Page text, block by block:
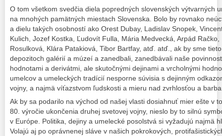
O tom všetkom svedčia diela popredných slovenských výtvarných
na mnohých pamätných miestach Slovenska. Bolo by rovnako
a dielu takých osobností ako Orest Dubay, Ladislav Snopek,
Kulich, Jozef Kostka, Ľudovít Fulla, Mária Medvecká, Arpád
Rosulková, Klára Patakiová, Tibor Bartfay, atď. atď., ak by sme
depozitoch galérií a múzeí a zanedbali, zanedbávali naše
hodnotami a derivátmi, ale skutočnými dejinami a vrcholnými
umelcov a umeleckých tradícií nesporne súvisia s dejinným
vojny, a najmä víťazstvom ľudskosti a mieru nad zvrhlosťou a
Ak by sa podarilo na východ od našej vlasti dosiahnuť mier ešte v
80. výročie ukončenia druhej svetovej vojny, nieslo by to silnú
v Európe. Politika, dejiny a umelecké posolstvá si vyžadujú najmä
Volajú aj po oprávnenej sláve v našich pokrokových,